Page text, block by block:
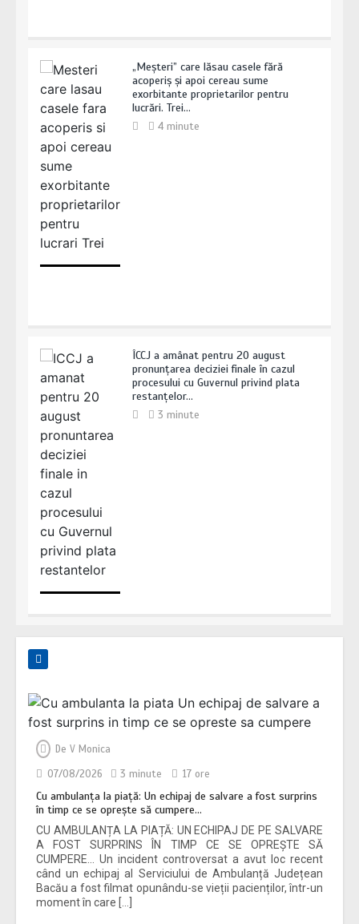
„Meșteri” care lăsau casele fără
acoperiș și apoi cereau sume
exorbitante proprietarilor pentru
lucrări. Trei…
4 minute
ÎCCJ a amânat pentru 20 august
pronunțarea deciziei finale în cazul
procesului cu Guvernul privind plata
restanțelor…
3 minute
De V Monica
07/08/2026
3 minute 17 ore
Cu ambulanța la piață: Un echipaj de salvare a fost surprins
în timp ce se oprește să cumpere…
CU AMBULANȚA LA PIAȚĂ: UN ECHIPAJ DE PE SALVARE
A FOST SURPRINS ÎN TIMP CE SE OPREȘTE SĂ
CUMPERE… Un incident controversat a avut loc recent
când un echipaj al Serviciului de Ambulanță Județean
Bacău a fost filmat opunându-se vieții pacienților, într-un
moment în care […]